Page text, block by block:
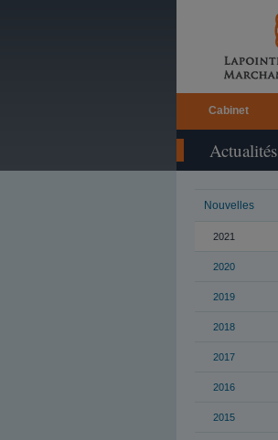
Cabinet
Actualités
Nouvelles
2021
2020
2019
2018
2017
2016
2015